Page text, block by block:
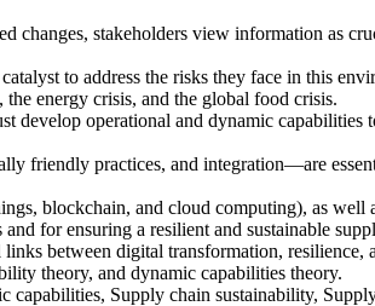
changes, stakeholders view information as
to address the risks they face in this
energy crisis, and the global food crisis.
develop operational and dynamic
friendly practices, and integration—are
blockchain, and cloud computing), as
for ensuring a resilient and sustainable
between digital transformation,
theory, and dynamic capabilities theory.
Supply chain sustainability,